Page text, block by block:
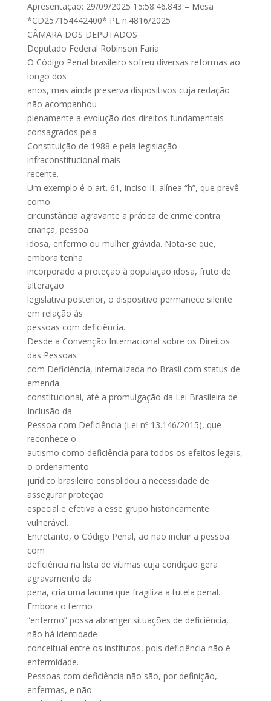
Apresentação: 29/09/2025 15:58:46.843 – Mesa
*CD257154442400* PL n.4816/2025
CÂMARA DOS DEPUTADOS
Deputado Federal Robinson Faria
O Código Penal brasileiro sofreu diversas reformas ao
longo dos
anos, mas ainda preserva dispositivos cuja redação
não acompanhou
plenamente a evolução dos direitos fundamentais
consagrados pela
Constituição de 1988 e pela legislação
infraconstitucional mais
recente.
Um exemplo é o art. 61, inciso II, alínea “h”, que prevê
como
circunstância agravante a prática de crime contra
criança, pessoa
idosa, enfermo ou mulher grávida. Nota-se que,
embora tenha
incorporado a proteção à população idosa, fruto de
alteração
legislativa posterior, o dispositivo permanece silente
em relação às
pessoas com deficiência.
Desde a Convenção Internacional sobre os Direitos
das Pessoas
com Deficiência, internalizada no Brasil com status de
emenda
constitucional, até a promulgação da Lei Brasileira de
Inclusão da
Pessoa com Deficiência (Lei nº 13.146/2015), que
reconhece o
autismo como deficiência para todos os efeitos legais,
o ordenamento
jurídico brasileiro consolidou a necessidade de
assegurar proteção
especial e efetiva a esse grupo historicamente
vulnerável.
Entretanto, o Código Penal, ao não incluir a pessoa
com
deficiência na lista de vítimas cuja condição gera
agravamento da
pena, cria uma lacuna que fragiliza a tutela penal.
Embora o termo
“enfermo” possa abranger situações de deficiência,
não há identidade
conceitual entre os institutos, pois deficiência não é
enfermidade.
Pessoas com deficiência não são, por definição,
enfermas, e não